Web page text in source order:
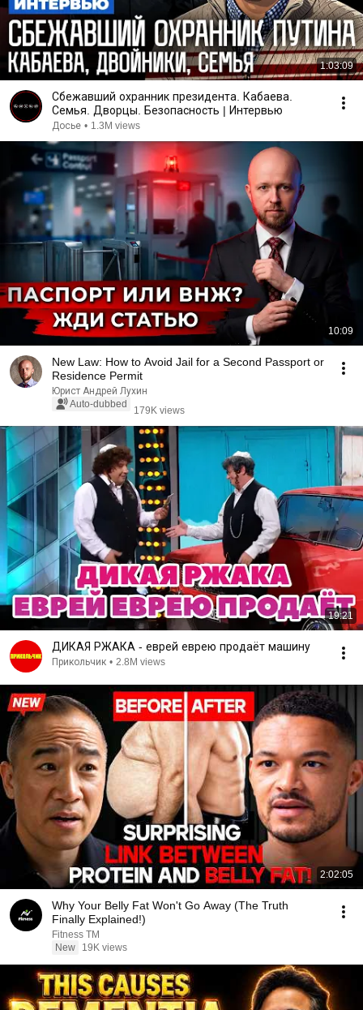
1:03:09
Сбежавший охранник президента. Кабаева.
Семья. Дворцы. Безопасность | Интервью
Досье • 1.3M views
10:09
New Law: How to Avoid Jail for a Second Passport or
Residence Permit
Юрист Андрей Лухин
Auto-dubbed
179K views
19:21
ДИКАЯ РЖАКА - еврей еврею продаёт машину
Прикольчик • 2.8M views
2:02:05
Why Your Belly Fat Won't Go Away (The Truth
Finally Explained!)
Fitness TM
New
19K views